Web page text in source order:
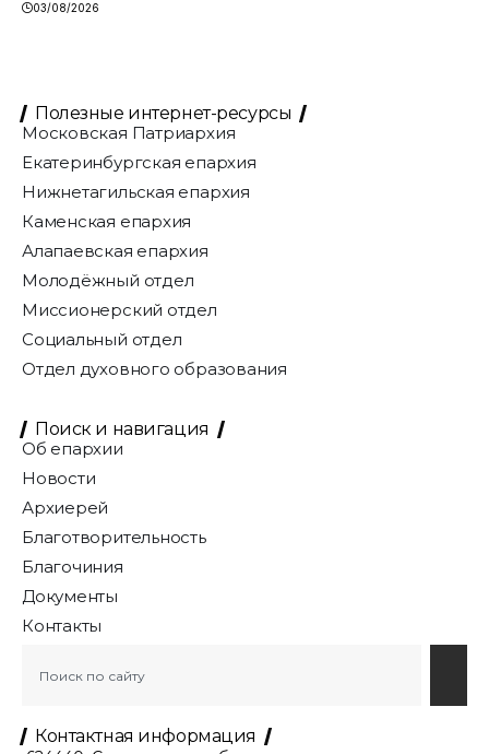
03/08/2026
Полезные интернет-ресурсы
Московская Патриархия
Екатеринбургская епархия
Нижнетагильская епархия
Каменская епархия
Алапаевская епархия
Молодёжный отдел
Миссионерский отдел
Социальный отдел
Отдел духовного образования
Поиск и навигация
Об епархии
Новости
Архиерей
Благотворительность
Благочиния
Документы
Контакты
Контактная информация